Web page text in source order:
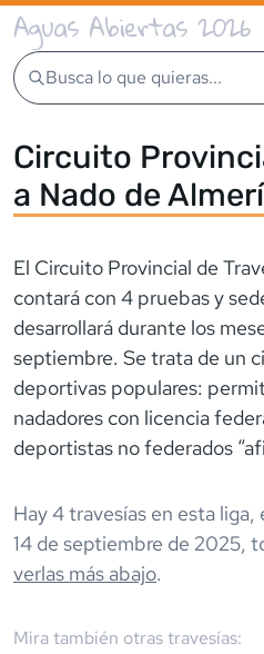
Aguas Abiertas 2026
Busca lo que quieras...
Circuito
a Nado de
El Circuito Provincial de
contará con 4 pruebas y
desarrollará durante los
septiembre. Se trata de un
deportivas populares:
nadadores con licencia
deportistas no federados
Hay4travesías en esta liga,
14 de septiembre de 2025,
verlas más abajo.
Mira también otras travesías: